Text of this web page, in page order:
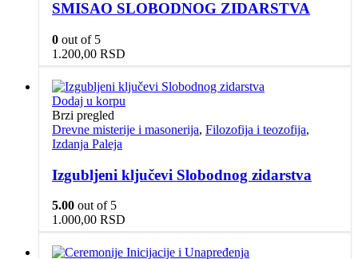
SMISAO SLOBODNOG ZIDARSTVA
0 out of 5
1.200,00 RSD
Dodaj u korpu
Brzi pregled
Drevne misterije i masonerija, Filozofija i teozofija,
Izdanja Paleja
Izgubljeni ključevi Slobodnog zidarstva
5.00 out of 5
1.000,00 RSD